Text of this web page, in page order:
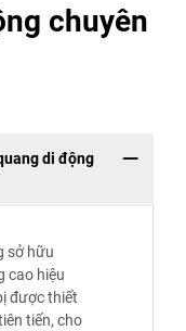
chuyên
di động
sở hữu
cao hiệu
được thiết
tiến, cho